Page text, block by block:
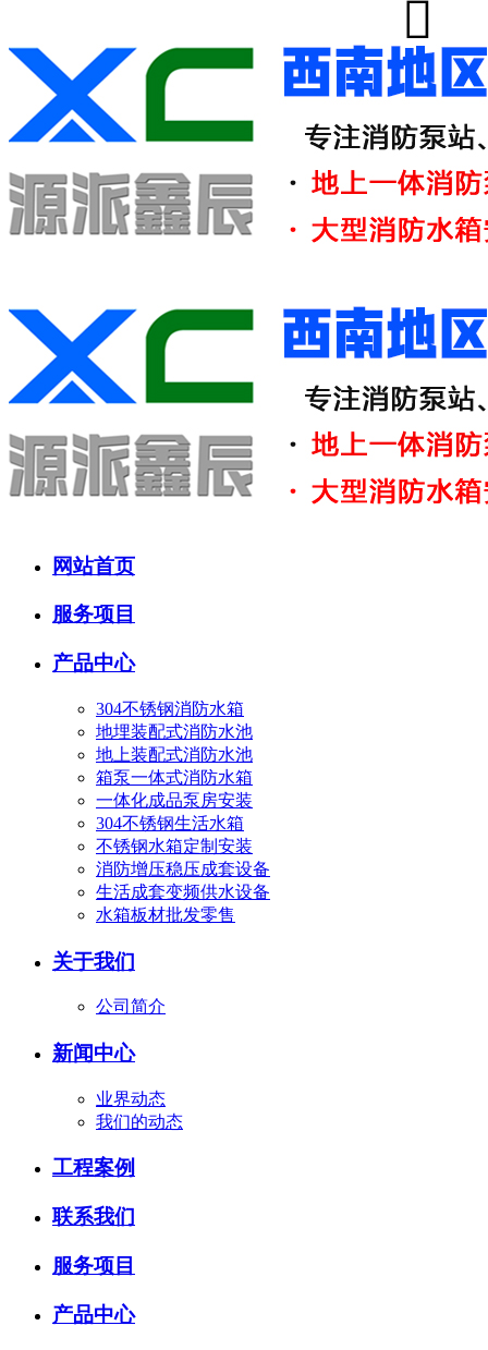
网站首页
服务项目
产品中心
304不锈钢消防水箱
地埋装配式消防水池
地上装配式消防水池
箱泵一体式消防水箱
一体化成品泵房安装
304不锈钢生活水箱
不锈钢水箱定制安装
消防增压稳压成套设备
生活成套变频供水设备
水箱板材批发零售
关于我们
公司简介
新闻中心
业界动态
我们的动态
工程案例
联系我们
服务项目
产品中心